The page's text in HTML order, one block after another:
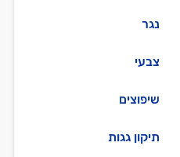
נגר
צבעי
שיפוצים
תיקון גגות